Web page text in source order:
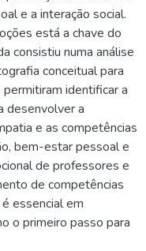
e a interação social.
está a chave do
consistiu numa análise
conceitual para
identificar a
desenvolver a
e as competências
bem-estar pessoal e
de professores e
de competências
essencial em
o primeiro passo para